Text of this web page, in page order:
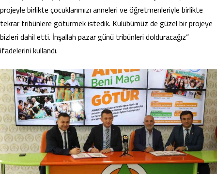
projeyle birlikte çocuklarımızı anneleri ve öğretmenleriyle birlikte
tekrar tribünlere götürmek istedik. Kulübümüz de güzel bir projeye
bizleri dahil etti. İnşallah pazar günü tribünleri dolduracağız”
ifadelerini kullandı.